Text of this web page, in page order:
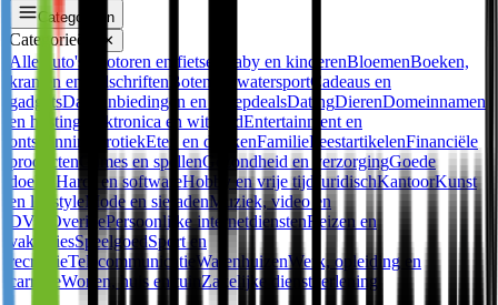
Categorieën
Categorieën ✕
Alle Auto's, motoren en fietsen Baby en kinderenBloemenBoeken,
kranten en tijdschriften Boten en watersportCadeaus en
gadgetsDagaanbiedingen en groepdealsDatingDierenDomeinnamen
en hosting
Elektronica en witgoedEntertainment en
ontspanning
ErotiekEten en drinkenFamilieFeestartikelenFinanciële
producten Games en spellenGezondheid en verzorgingGoede
doelen Hard- en softwareHobby en vrije tijd JuridischKantoorKunst
en lifestyleMode en sieradenMuziek, video en
DVD
OverigePersoonlijke internetdienstenReizen en
vakantiesSpeelgoedSport en
recreatieTelecommunicatie WarenhuizenWerk, opleiding en
carrièreWonen, huis en tuinZakelijke dienstverlening